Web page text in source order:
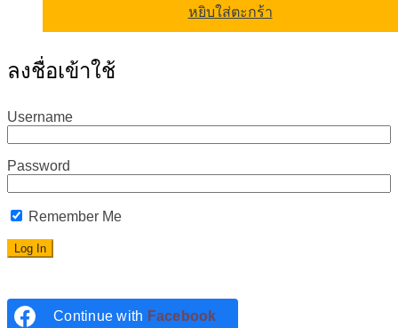
หยิบใส่ตะกร้า
ลงชื่อเข้าใช้
Username
Password
Remember Me
Continue with Facebook